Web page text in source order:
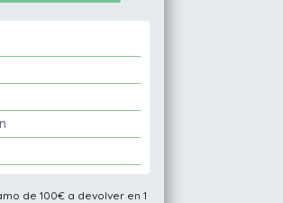
de 100€ a devolver en 1